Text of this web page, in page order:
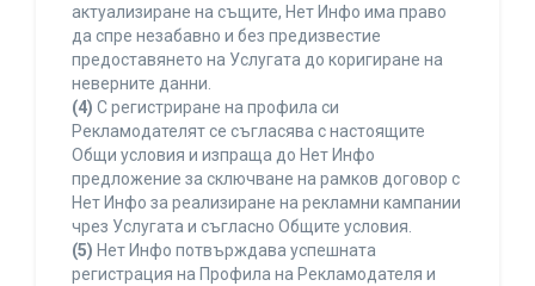
актуализиране на същите, Нет Инфо има право
да спре незабавно и без предизвестие
предоставянето на Услугата до коригиране на
неверните данни.
(4) С регистриране на профила си
Рекламодателят се съгласява с настоящите
Общи условия и изпраща до Нет Инфо
предложение за сключване на рамков договор с
Нет Инфо за реализиране на рекламни кампании
чрез Услугата и съгласно Общите условия.
(5) Нет Инфо потвърждава успешната
регистрация на Профила на Рекламодателя и